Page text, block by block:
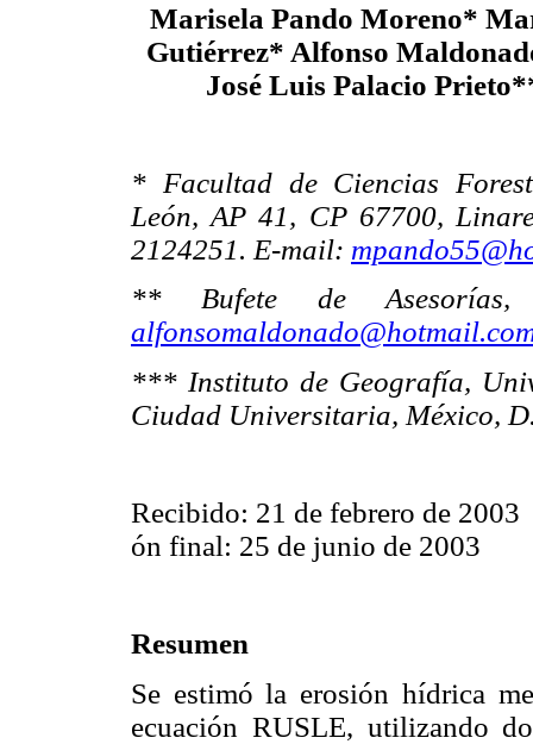
Marisela Pando Moreno*
Gutiérrez* Alfonso
José Luis Palacio
* Facultad de Ciencias
León, AP 41, CP 67700,
2124251. E-mail:
** Bufete de
*** Instituto de Geografía,
Ciudad Universitaria, México,
Recibido: 21 de febrero de 2003
ón final: 25 de junio de 2003
Resumen
Se estimó la erosión hídrica
ecuación RUSLE, utilizando